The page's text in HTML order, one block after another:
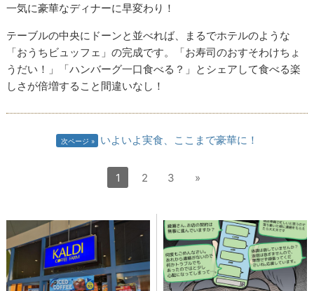
一気に豪華なディナーに早変わり！
テーブルの中央にドーンと並べれば、まるでホテルのような
「おうちビュッフェ」の完成です。「お寿司のおすそわけちょ
うだい！」「ハンバーグ一口食べる？」とシェアして食べる楽
しさが倍増すること間違いなし！
次ページ いよいよ実食、ここまで豪華に！
1 2 3 »